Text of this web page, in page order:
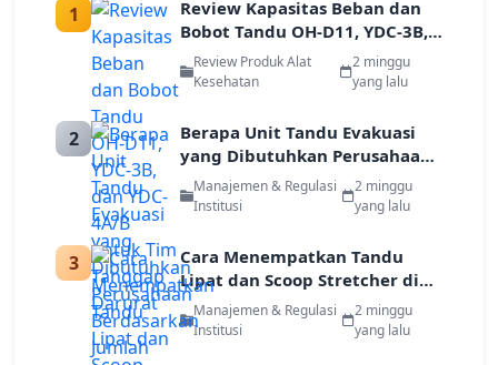
1
Review Kapasitas Beban dan
Bobot Tandu OH-D11, YDC-3B,
dan YDC-4A/B untuk Tim
Tanggap Darurat
Review Produk Alat
Kesehatan
2 minggu
yang lalu
2
Berapa Unit Tandu Evakuasi
yang Dibutuhkan Perusahaan
Berdasarkan Jumlah Karyawan
dan Luas Gedung
Manajemen & Regulasi
Institusi
2 minggu
yang lalu
3
Cara Menempatkan Tandu
Lipat dan Scoop Stretcher di
Titik Kumpul Darurat
Perusahaan
Manajemen & Regulasi
Institusi
2 minggu
yang lalu